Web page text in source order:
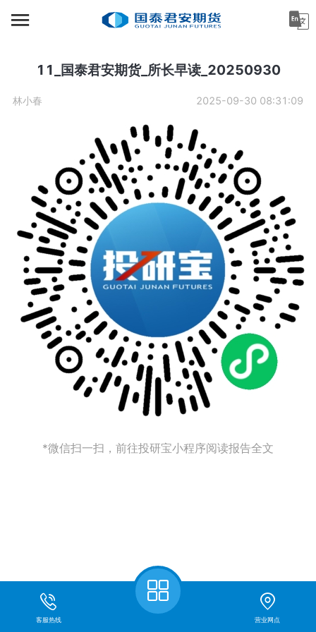
首页
资讯中心
机构金融
投资者教育
关于公司
11_国泰君安期货_所长早读_20250930
林小春 2025-09-30 08:31:09
*微信扫一扫，前往投研宝小程序阅读报告全文
客服热线 营业网点